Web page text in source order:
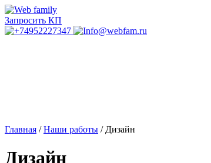
Запросить КП
Главная /Наши работы / Дизайн
Дизайн